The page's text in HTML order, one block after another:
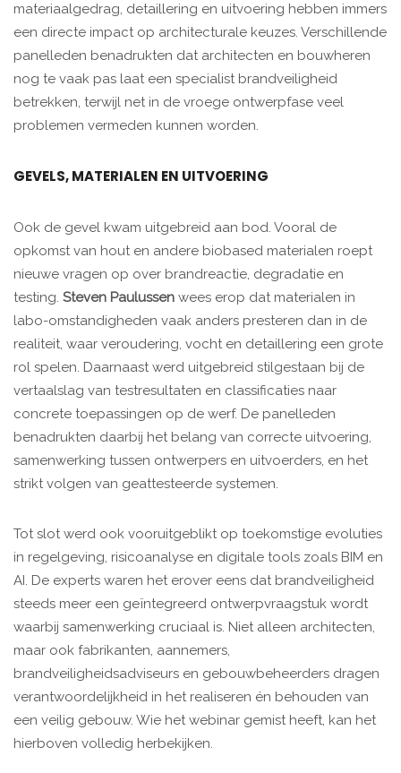
materiaalgedrag, detaillering en uitvoering hebben immers
een directe impact op architecturale keuzes. Verschillende
panelleden benadrukten dat architecten en bouwheren
nog te vaak pas laat een specialist brandveiligheid
betrekken, terwijl net in de vroege ontwerpfase veel
problemen vermeden kunnen worden.
GEVELS, MATERIALEN EN UITVOERING
Ook de gevel kwam uitgebreid aan bod. Vooral de
opkomst van hout en andere biobased materialen roept
nieuwe vragen op over brandreactie, degradatie en
testing. Steven Paulussen wees erop dat materialen in
labo-omstandigheden vaak anders presteren dan in de
realiteit, waar veroudering, vocht en detaillering een grote
rol spelen. Daarnaast werd uitgebreid stilgestaan bij de
vertaalslag van testresultaten en classificaties naar
concrete toepassingen op de werf. De panelleden
benadrukten daarbij het belang van correcte uitvoering,
samenwerking tussen ontwerpers en uitvoerders, en het
strikt volgen van geattesteerde systemen.
Tot slot werd ook vooruitgeblikt op toekomstige evoluties
in regelgeving, risicoanalyse en digitale tools zoals BIM en
AI. De experts waren het erover eens dat brandveiligheid
steeds meer een geïntegreerd ontwerpvraagstuk wordt
waarbij samenwerking cruciaal is. Niet alleen architecten,
maar ook fabrikanten, aannemers,
brandveiligheidsadviseurs en gebouwbeheerders dragen
verantwoordelijkheid in het realiseren én behouden van
een veilig gebouw. Wie het webinar gemist heeft, kan het
hierboven volledig herbekijken.